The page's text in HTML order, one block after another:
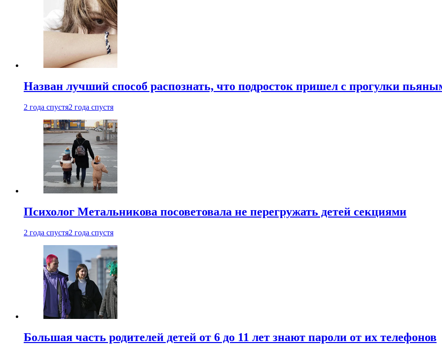
Назван лучший способ распознать, что подросток пришел с прогулки
2 года спустя2 года спустя
Психолог Метальникова посоветовала не перегружать детей секциями
2 года спустя2 года спустя
Большая часть родителей детей от 6 до 11 лет знают пароли от их телефонов